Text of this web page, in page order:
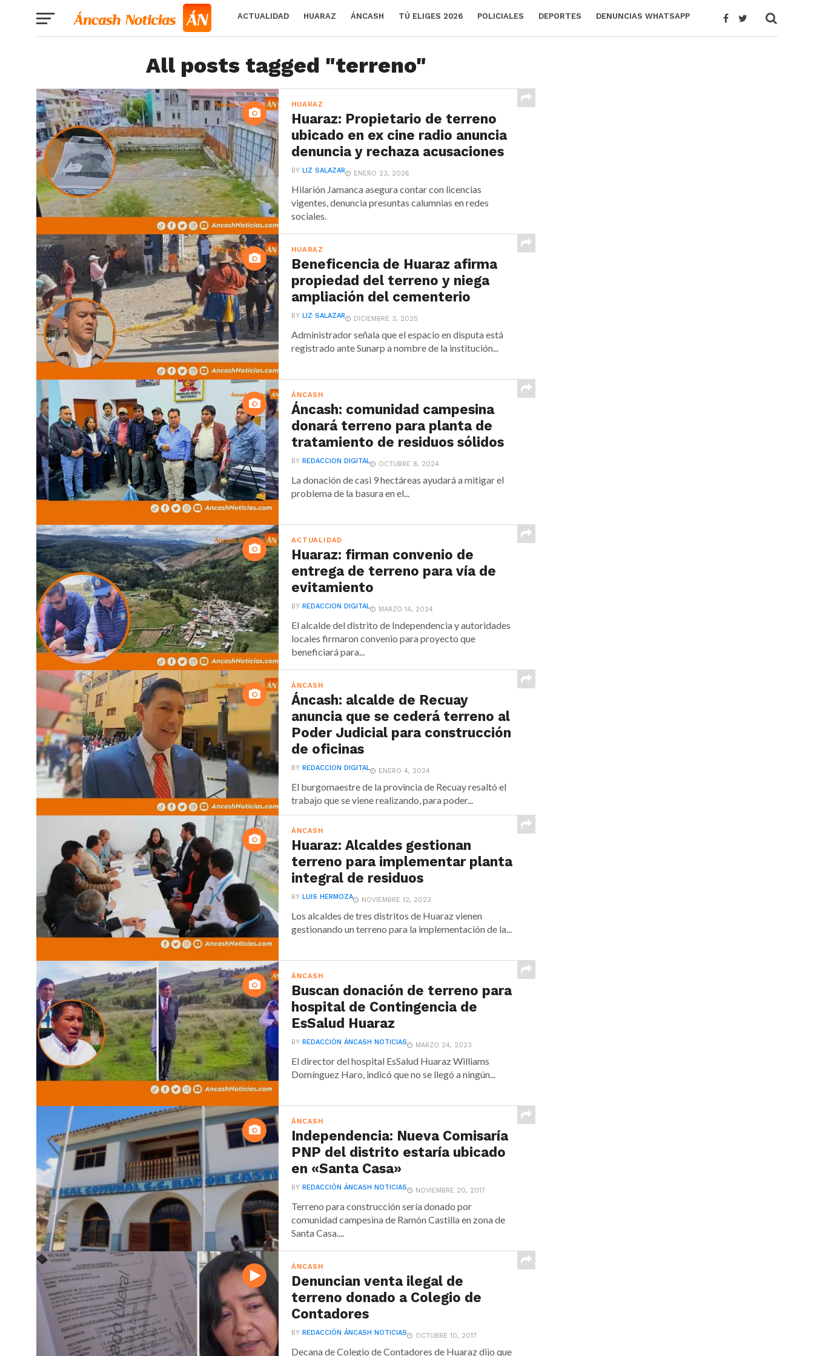
ACTUALIDAD HUARAZ ÁNCASH TÚ ELIGES 2026 POLICIALES DEPORTES DENUNCIAS WHATSAPP
All posts tagged "terreno"
HUARAZ
Huaraz: Propietario de terreno
ubicado en ex cine radio anuncia
denuncia y rechaza acusaciones
BYLIZ SALAZAR ENERO 23, 2026
Hilarión Jamanca asegura contar con licencias
vigentes, denuncia presuntas calumnias en redes
sociales.
HUARAZ
Beneficencia de Huaraz afirma
propiedad del terreno y niega
ampliación del cementerio
BYLIZ SALAZAR DICIEMBRE 3, 2025
Administrador señala que el espacio en disputa está
registrado ante Sunarp a nombre de la institución...
ÁNCASH
Áncash: comunidad campesina
donará terreno para planta de
tratamiento de residuos sólidos
BYREDACCION DIGITAL OCTUBRE 8, 2024
La donación de casi 9 hectáreas ayudará a mitigar el
problema de la basura en el...
ACTUALIDAD
Huaraz: firman convenio de
entrega de terreno para vía de
evitamiento
BYREDACCION DIGITAL MARZO 14, 2024
El alcalde del distrito de Independencia y autoridades
locales firmaron convenio para proyecto que
beneficiará para...
ÁNCASH
Áncash: alcalde de Recuay
anuncia que se cederá terreno al
Poder Judicial para construcción
de oficinas
BYREDACCION DIGITAL ENERO 4, 2024
El burgomaestre de la provincia de Recuay resaltó el
trabajo que se viene realizando, para poder...
ÁNCASH
Huaraz: Alcaldes gestionan
terreno para implementar planta
integral de residuos
BYLUIS HERMOZA NOVIEMBRE 12, 2023
Los alcaldes de tres distritos de Huaraz vienen
gestionando un terreno para la implementación de la...
ÁNCASH
Buscan donación de terreno para
hospital de Contingencia de
EsSalud Huaraz
BYREDACCIÓN ÁNCASH NOTICIAS MARZO 24, 2023
El director del hospital EsSalud Huaraz Williams
Domínguez Haro, indicó que no se llegó a ningún...
ÁNCASH
Independencia: Nueva Comisaría
PNP del distrito estaría ubicado
en «Santa Casa»
BYREDACCIÓN ÁNCASH NOTICIAS NOVIEMBRE 20, 2017
Terreno para construcción sería donado por
comunidad campesina de Ramón Castilla en zona de
Santa Casa....
ÁNCASH
Denuncian venta ilegal de
terreno donado a Colegio de
Contadores
BYREDACCIÓN ÁNCASH NOTICIAS OCTUBRE 10, 2017
Decana de Colegio de Contadores de Huaraz dijo que